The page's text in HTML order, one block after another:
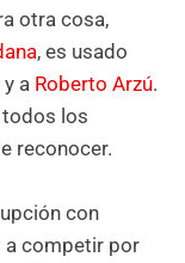
otra cosa,
, es usado
y a Roberto Arzú.
todos los
reconocer.
con
a competir por